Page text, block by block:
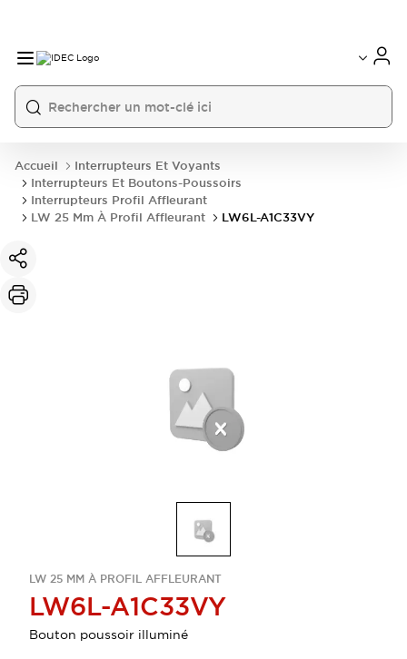
Accueil
Interrupteurs Et Voyants
Interrupteurs Et Boutons-Poussoirs
Interrupteurs Profil Affleurant
LW 25 Mm À Profil Affleurant
LW6L-A1C33VY
LW 25 MM À PROFIL AFFLEURANT
LW6L-A1C33VY
Bouton poussoir illuminé